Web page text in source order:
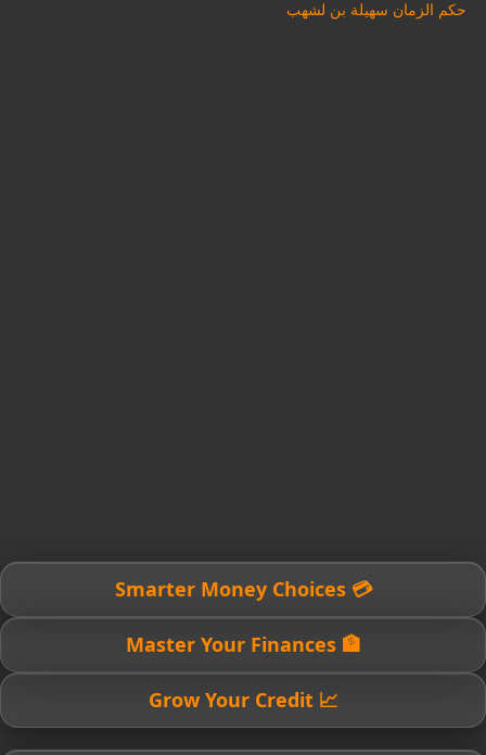
حكم الزمان سهيلة بن لشهب
💳 Smarter Money Choices
🏦 Master Your Finances
📈 Grow Your Credit